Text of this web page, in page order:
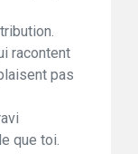
racontent
pas
que toi.